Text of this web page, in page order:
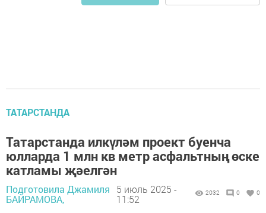
ТАТАРСТАНДА
Татарстанда илкүләм проект буенча
юлларда 1 млн кв метр асфальтның өске
катламы җәелгән
Подготовила Джамиля
БАЙРАМОВА,
5 июль 2025 -
11:52
2032 0 0